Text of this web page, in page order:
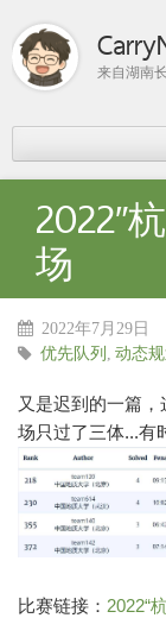
来自湖南
比赛总结
ACM-ICPC
上课内容
课程学习
论文阅读
个人主页
2022″
场
2022年7月29日
优先队列
动态规
又是迟到的一篇
场只过了三体...有
比赛链接： 2022“